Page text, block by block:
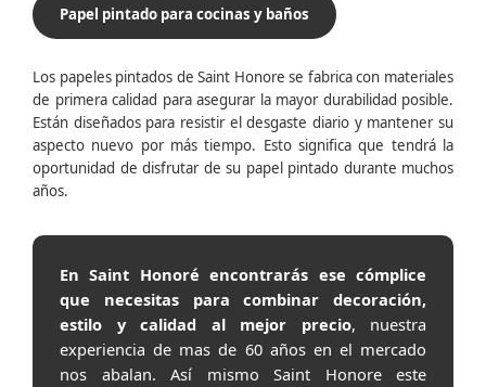
Papel pintado para cocinas y baños
Los papeles pintados de Saint Honore se fabrica con materiales
de primera calidad para asegurar la mayor durabilidad posible.
Están diseñados para resistir el desgaste diario y mantener su
aspecto nuevo por más tiempo. Esto significa que tendrá la
oportunidad de disfrutar de su papel pintado durante muchos
años.
En Saint Honoré encontrarás ese cómplice
que necesitas para combinar decoración,
estilo y calidad al mejor precio, nuestra
experiencia de mas de 60 años en el mercado
nos abalan. Así mismo Saint Honore este